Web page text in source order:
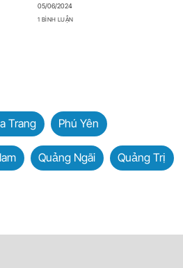
05/06/2024
1 BÌNH LUẬN
Trang Phú Yên
Quảng Ngãi Quảng Trị